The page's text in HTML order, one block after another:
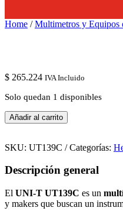
Home /Multimetros y Equipos
$ 265.224 IVA Incluido
Solo quedan 1 disponibles
Multímetro
Digital
T
–
RMS
cantidad
Añadir al carrito
SKU: UT139C Categorías:
Descripción general
El UNI-T UT139C es un
y makers que buscan un